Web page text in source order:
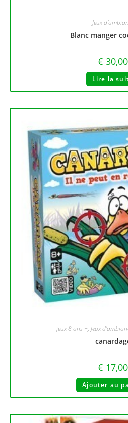
Jeux
Blanc manger
€ 30,00
Lire la
jeux 8 ans +, Jeux
€ 17,00
Ajouter au